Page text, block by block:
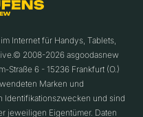
Internet für Handys, Tablets,
2008-2026 asgoodasnew
Straße 6 - 15236 Frankfurt (O.)
Marken und
Identifikationszwecken und sind
jeweiligen Eigentümer. Daten